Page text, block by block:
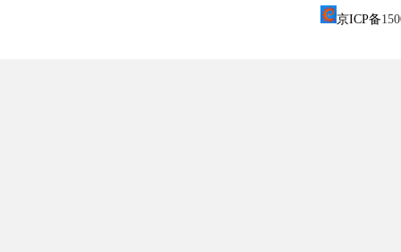
京ICP备